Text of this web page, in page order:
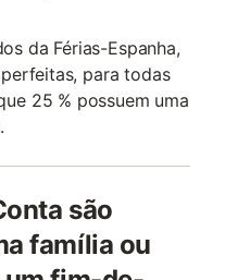
da Férias-Espanha,
para todas
25 % possuem uma
são
família ou